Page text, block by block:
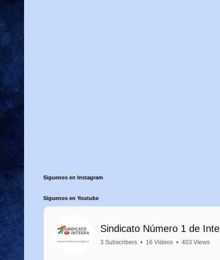
Siguenos en Instagram
Siguenos en Youtube
Sindicato Número 1 de
3 Subscribers • 16 Videos • 403 Views